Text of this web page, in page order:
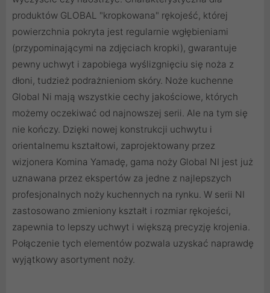
produktów GLOBAL "kropkowana" rękojeść, której
powierzchnia pokryta jest regularnie wgłębieniami
(przypominającymi na zdjęciach kropki), gwarantuje
pewny uchwyt i zapobiega wyślizgnięciu się noża z
dłoni, tudzież podrażnieniom skóry. Noże kuchenne
Global Ni mają wszystkie cechy jakościowe, których
możemy oczekiwać od najnowszej serii. Ale na tym się
nie kończy. Dzięki nowej konstrukcji uchwytu i
orientalnemu kształtowi, zaprojektowany przez
wizjonera Komina Yamadę, gama noży Global NI jest już
uznawana przez ekspertów za jedne z najlepszych
profesjonalnych noży kuchennych na rynku. W serii NI
zastosowano zmieniony kształt i rozmiar rękojeści,
zapewnia to lepszy uchwyt i większą precyzję krojenia.
Połączenie tych elementów pozwala uzyskać naprawdę
wyjątkowy asortyment noży.